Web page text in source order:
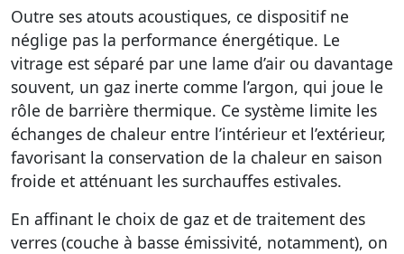
Outre ses atouts acoustiques, ce dispositif ne
néglige pas la performance énergétique. Le
vitrage est séparé par une lame d’air ou davantage
souvent, un gaz inerte comme l’argon, qui joue le
rôle de barrière thermique. Ce système limite les
échanges de chaleur entre l’intérieur et l’extérieur,
favorisant la conservation de la chaleur en saison
froide et atténuant les surchauffes estivales.
En affinant le choix de gaz et de traitement des
verres (couche à basse émissivité, notamment), on